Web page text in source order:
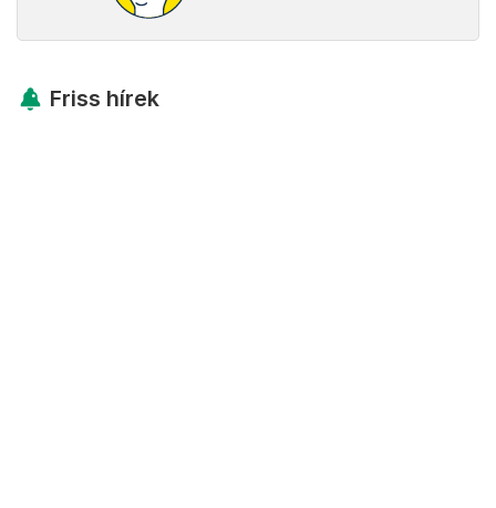
Friss hírek